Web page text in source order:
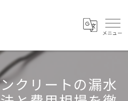
クリートの漏水